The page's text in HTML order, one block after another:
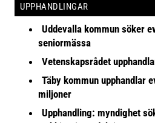
UPPHANDLINGAR
Uddevalla kommun söker
seniormässa
Vetenskapsrådet
Täby kommun upphandlar
miljoner
Upphandling: myndighet